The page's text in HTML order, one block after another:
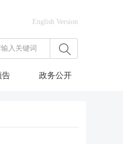
English Version
告 政务公开